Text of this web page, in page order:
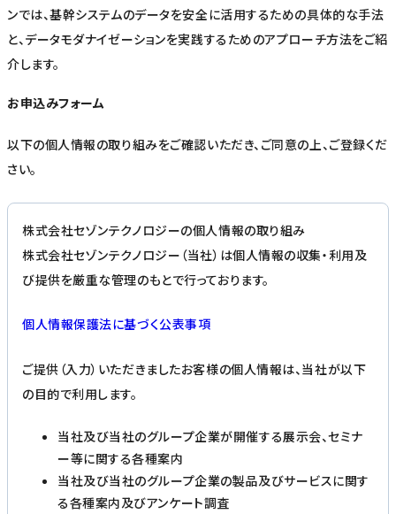
ンでは、基幹システムのデータを安全に活用するための具体的な手法
と、データモダナイゼーションを実践するためのアプローチ方法をご紹
介します。
お申込みフォーム
以下の個人情報の取り組みをご確認いただき、ご同意の上、ご登録くだ
さい。
株式会社セゾンテクノロジーの個人情報の取り組み
株式会社セゾンテクノロジー（当社）は個人情報の収集・利用及
び提供を厳重な管理のもとで行っております。
個人情報保護法に基づく公表事項
ご提供（入力）いただきましたお客様の個人情報は、当社が以下
の目的で利用します。
当社及び当社のグループ企業が開催する展示会、セミナ
ー等に関する各種案内
当社及び当社のグループ企業の製品及びサービスに関す
る各種案内及びアンケート調査